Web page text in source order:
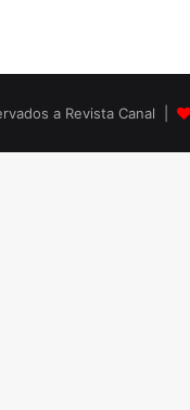
a Revista Canal |